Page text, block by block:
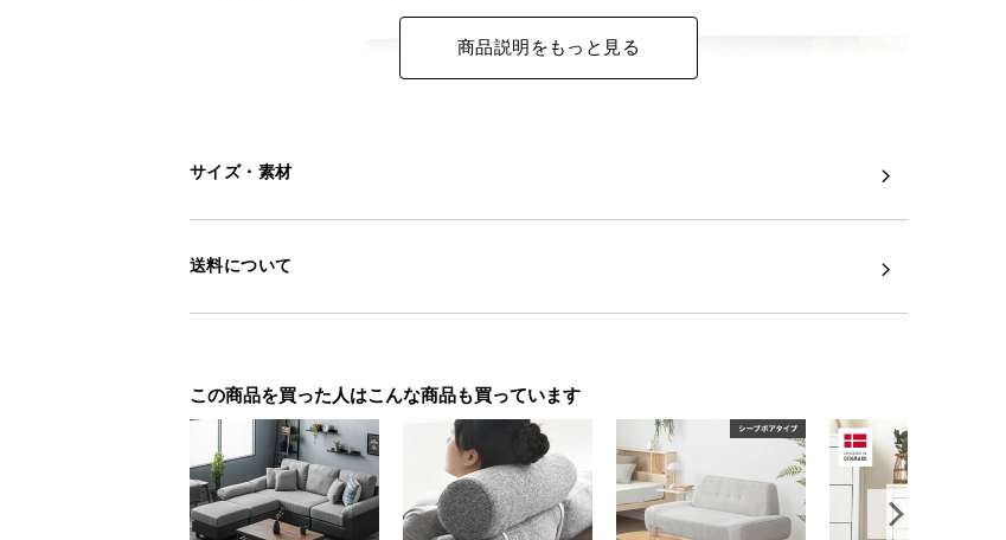
商品説明をもっと見る
サイズ・素材
送料について
この商品を買った人はこんな商品も買っています